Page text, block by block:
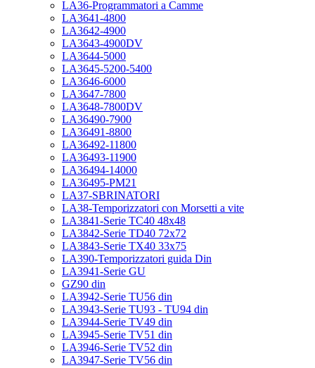
LA36-Programmatori a Camme
LA3641-4800
LA3642-4900
LA3643-4900DV
LA3644-5000
LA3645-5200-5400
LA3646-6000
LA3647-7800
LA3648-7800DV
LA36490-7900
LA36491-8800
LA36492-11800
LA36493-11900
LA36494-14000
LA36495-PM21
LA37-SBRINATORI
LA38-Temporizzatori con Morsetti a vite
LA3841-Serie TC40 48x48
LA3842-Serie TD40 72x72
LA3843-Serie TX40 33x75
LA390-Temporizzatori guida Din
LA3941-Serie GU
GZ90 din
LA3942-Serie TU56 din
LA3943-Serie TU93 - TU94 din
LA3944-Serie TV49 din
LA3945-Serie TV51 din
LA3946-Serie TV52 din
LA3947-Serie TV56 din